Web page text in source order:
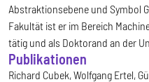
Abstraktionsebene und Symbol
Fakultät ist er im Bereich
tätig und als Doktorand an der
Publikationen
Richard Cubek, Wolfgang Ertel,